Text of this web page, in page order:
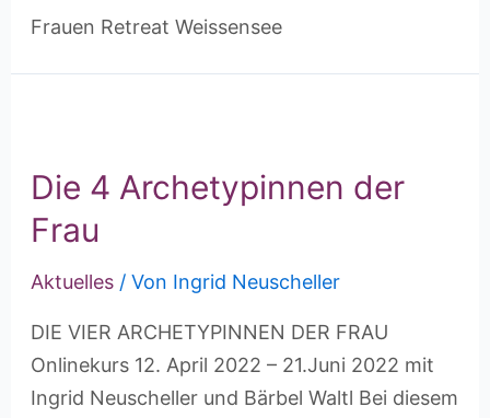
Frauen Retreat Weissensee
Die 4 Archetypinnen der
Frau
Aktuelles/ Von Ingrid Neuscheller
DIE VIER ARCHETYPINNEN DER FRAU
Onlinekurs 12. April 2022 – 21.Juni 2022 mit
Ingrid Neuscheller und Bärbel Waltl Bei diesem